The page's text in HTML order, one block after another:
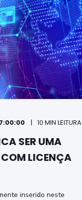
10 MIN LEITURA
SER UMA
LICENÇA
inserido neste